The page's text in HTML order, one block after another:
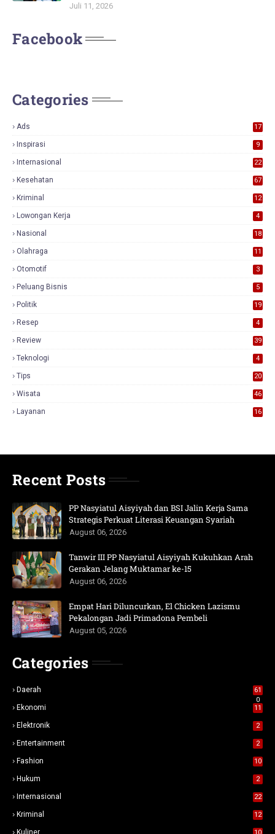
Juli 11, 2026
Facebook
Categories
Ads
17
Inspirasi 9
Internasional 22
Kesehatan 67
Kriminal 12
Lowongan Kerja 4
Nasional
18
Olahraga 11
Otomotif 3
Peluang Bisnis 5
Politik 19
Resep 4
Review
39
Teknologi 4
Tips 20
Wisata 46
Layanan 16
Recent Posts
PP Nasyiatul Aisyiyah dan BSI Jalin Kerja Sama
Strategis Perkuat Literasi Keuangan Syariah
August 06, 2026
Tanwir III PP Nasyiatul Aisyiyah Kukuhkan Arah
Gerakan Jelang Muktamar ke-15
August 06, 2026
Empat Hari Diluncurkan, El Chicken Lazismu
Pekalongan Jadi Primadona Pembeli
August 05, 2026
Categories
Daerah
61
0
Ekonomi 11
Elektronik 2
Entertainment 2
Fashion 10
Hukum 2
Internasional 22
Kriminal 12
Kuliner 10